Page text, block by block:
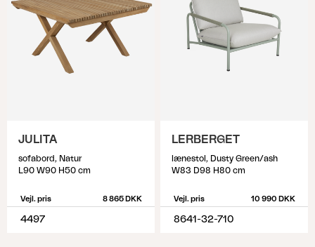
JULITA
sofabord, Natur
L90 W90 H50 cm
Vejl. pris 8 865 DKK
4497
LERBERGET
lænestol, Dusty Green/ash
W83 D98 H80 cm
Vejl. pris 10 990 DKK
8641-32-710